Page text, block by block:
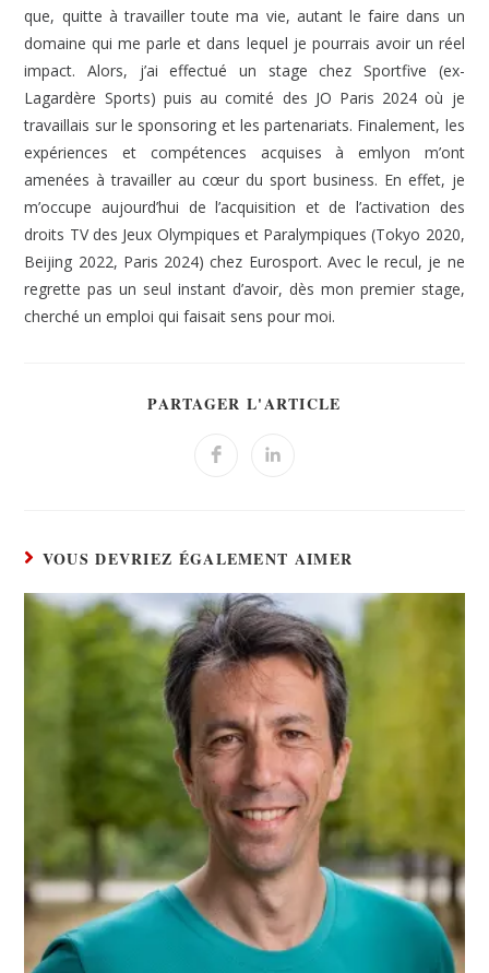
que, quitte à travailler toute ma vie, autant le faire dans un
domaine qui me parle et dans lequel je pourrais avoir un réel
impact. Alors, j’ai effectué un stage chez Sportfive (ex-
Lagardère Sports) puis au comité des JO Paris 2024 où je
travaillais sur le sponsoring et les partenariats. Finalement, les
expériences et compétences acquises à emlyon m’ont
amenées à travailler au cœur du sport business. En effet, je
m’occupe aujourd’hui de l’acquisition et de l’activation des
droits TV des Jeux Olympiques et Paralympiques (Tokyo 2020,
Beijing 2022, Paris 2024) chez Eurosport. Avec le recul, je ne
regrette pas un seul instant d’avoir, dès mon premier stage,
cherché un emploi qui faisait sens pour moi.
PARTAGER L'ARTICLE
VOUS DEVRIEZ ÉGALEMENT AIMER